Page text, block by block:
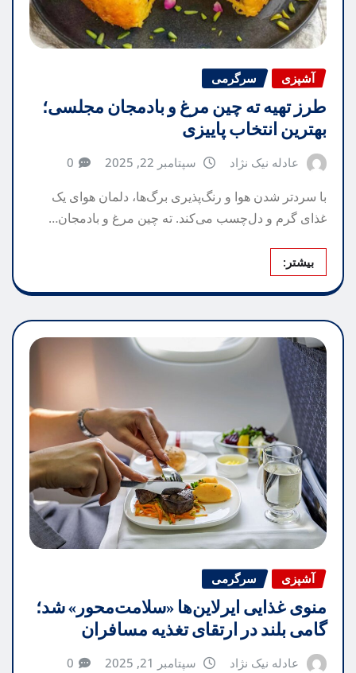
آشپزی سرگرمی
طرز تهیه ته چین مرغ و بادمجان مجلسی؛
بهترین انتخاب پاییزی
عادله نیک نژاد سپتامبر 22, 2025 0
با سردتر شدن هوا و رنگ‌پذیری برگ‌ها، دلمان هوای یک
غذای گرم و دل‌چسب می‌کند. ته چین مرغ و بادمجان…
بیشتر:
آشپزی سرگرمی
منوی غذایی ایرلاین‌ها «سلامت‌محور» شد؛
گامی بلند در ارتقای تغذیه مسافران
عادله نیک نژاد سپتامبر 21, 2025 0